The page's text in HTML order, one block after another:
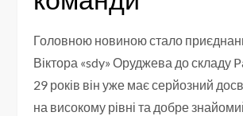
Головною новиною стало
Віктора «sdy» Оруджева до складу
29 років він уже має серйозний
на високому рівні та добре